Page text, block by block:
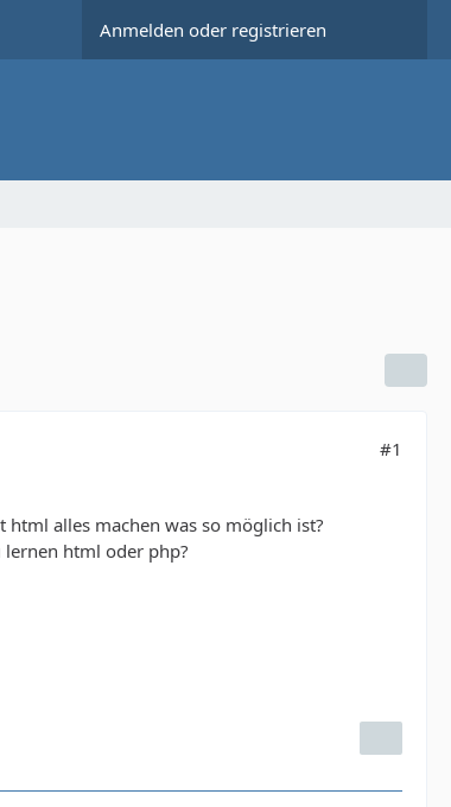
Anmelden oder registrieren
#1
alles machen was so möglich ist?
html oder php?